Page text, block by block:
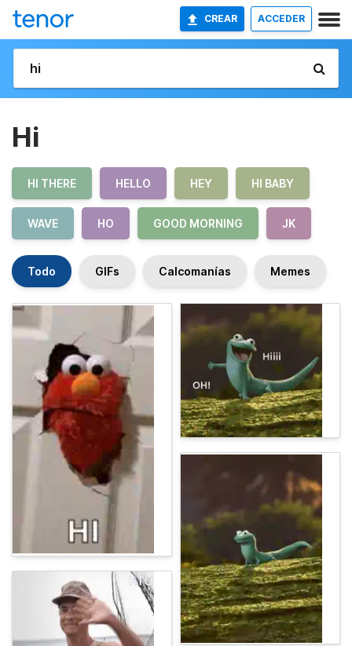
CREAR ACCEDER
Hi
HI THERE HELLO HEY HI BABY
WAVE HO GOOD MORNING JK
Todo GIFs Calcomanías Memes